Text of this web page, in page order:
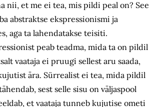
nii, et me ei tea, mis pildi peal on? See
abstraktse ekspressionismi ja
aga ta lahendatakse teisiti.
peab teadma, mida ta on pildil
vaataja ei pruugi sellest aru saada,
ära. Sürrealist ei tea, mida pildil
sest selle sisu on väljaspool
et vaataja tunneb kujutise ometi